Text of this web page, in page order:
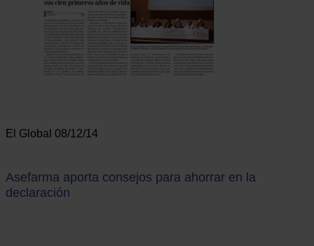
El Global 08/12/14
Asefarma aporta consejos para ahorrar en la
declaración